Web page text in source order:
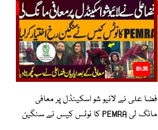
01:35
فضا علی نے لائیو شو اسکینڈل پر معافی
مانگ لی PEMRA کا نوٹس کیس نے سنگین